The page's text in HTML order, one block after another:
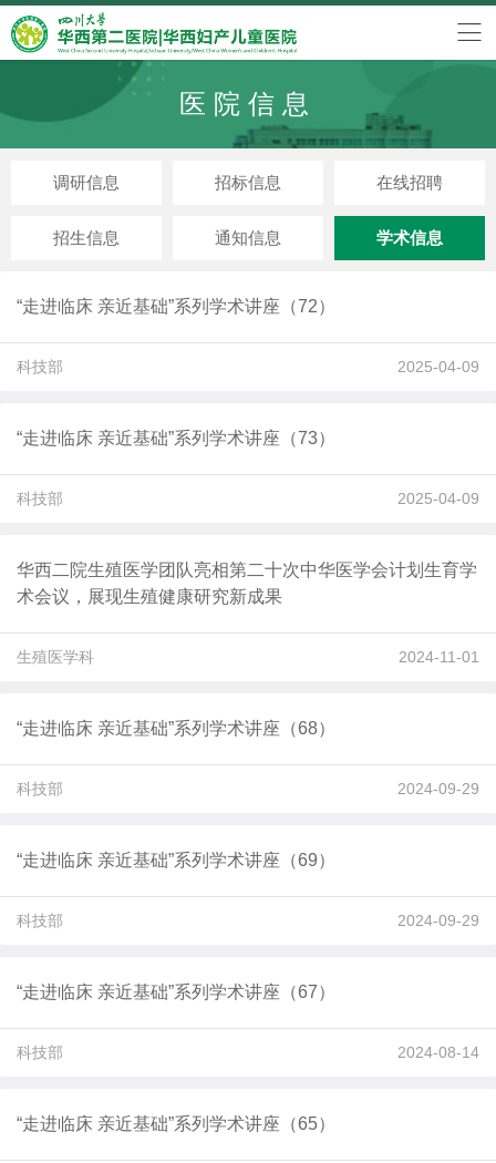
医院信息
调研信息 招标信息 在线招聘
招生信息 通知信息 学术信息
“走进临床 亲近基础”系列学术讲座（72）
科技部 2025-04-09
“走进临床 亲近基础”系列学术讲座（73）
科技部 2025-04-09
华西二院生殖医学团队亮相第二十次中华医学会计划生育学
术会议，展现生殖健康研究新成果
生殖医学科 2024-11-01
“走进临床 亲近基础”系列学术讲座（68）
科技部 2024-09-29
“走进临床 亲近基础”系列学术讲座（69）
科技部 2024-09-29
“走进临床 亲近基础”系列学术讲座（67）
科技部 2024-08-14
“走进临床 亲近基础”系列学术讲座（65）